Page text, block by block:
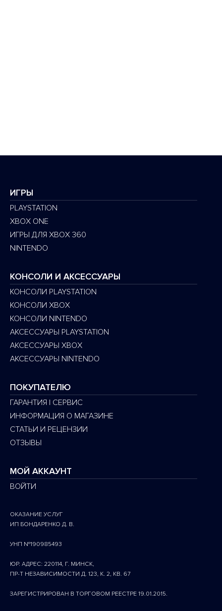
ИГРЫ
PLAYSTATION
XBOX ONE
ИГРЫ ДЛЯ XBOX 360
NINTENDO
КОНСОЛИ И АКСЕССУАРЫ
КОНСОЛИ PLAYSTATION
КОНСОЛИ XBOX
КОНСОЛИ NINTENDO
АКСЕССУАРЫ PLAYSTATION
АКСЕССУАРЫ XBOX
АКСЕССУАРЫ NINTENDO
ПОКУПАТЕЛЮ
ГАРАНТИЯ | СЕРВИС
ИНФОРМАЦИЯ О МАГАЗИНЕ
СТАТЬИ И РЕЦЕНЗИИ
ОТЗЫВЫ
МОЙ АККАУНТ
ВОЙТИ
ОКАЗАНИЕ УСЛУГ
ИП БОНДАРЕНКО Д. В.
УНП №190985493
ЮР. АДРЕС: 220114, Г. МИНСК,
ПР-Т НЕЗАВИСИМОСТИ Д. 123, К. 2, КВ. 67
ЗАРЕГИСТРИРОВАН В ТОРГОВОМ РЕЕСТРЕ 19.01.2015.